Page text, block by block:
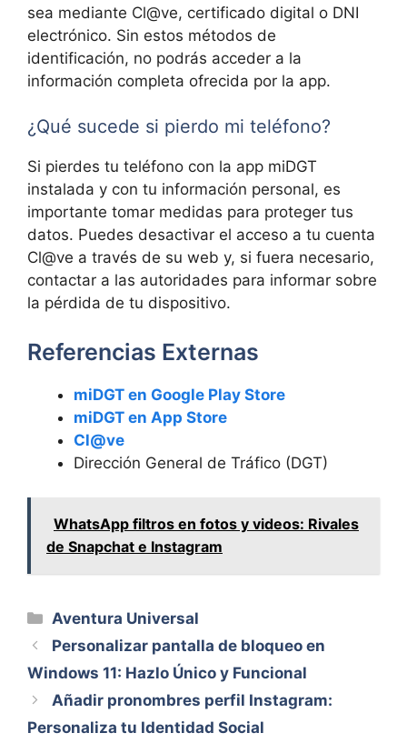
sea mediante Cl@ve, certificado digital o DNI
electrónico. Sin estos métodos de
identificación, no podrás acceder a la
información completa ofrecida por la app.
¿Qué sucede si pierdo mi teléfono?
Si pierdes tu teléfono con la app miDGT
instalada y con tu información personal, es
importante tomar medidas para proteger tus
datos. Puedes desactivar el acceso a tu cuenta
Cl@ve a través de su web y, si fuera necesario,
contactar a las autoridades para informar sobre
la pérdida de tu dispositivo.
Referencias Externas
miDGT en Google Play Store
miDGT en App Store
Cl@ve
Dirección General de Tráfico (DGT)
WhatsApp filtros en fotos y videos: Rivales
de Snapchat e Instagram
Categorías
Aventura Universal
Personalizar pantalla de bloqueo en
Windows 11: Hazlo Único y Funcional
Añadir pronombres perfil Instagram:
Personaliza tu Identidad Social